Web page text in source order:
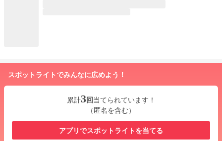
スポットライトでみんなに広めよう！
累計3回当てられています！
（匿名を含む）
アプリでスポットライトを当てる